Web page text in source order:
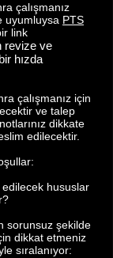
çalışmanız
uyumluysa PTS
link
revize ve
hızda
çalışmanız için
ve talep
dikkate
edilecektir.​
hususlar
sorunsuz şekilde
dikkat etmeniz
sıralanıyor: